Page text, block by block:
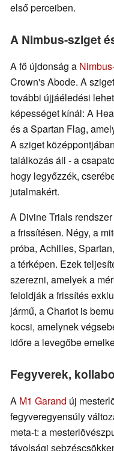
első perceiben.
A Nimbus-sziget
A fő újdonság a
Crown's Abode. A
további újjáéledési
képességet kínál: A
és a Spartan Flag,
A sziget
találkozás áll - a
hogy legyőzzék,
jutalmakért.
A Divine Trials
a frissítésen. Négy, a
próba, Achilles,
a térképen. Ezek
szerezni, amelyek a
feloldják a frissítés
jármű, a Chariot is
kocsi, amelynek
időre a levegőbe
Fegyverek,
A M1 Garand új
fegyveregyensúly
meta-t: a
távolsági